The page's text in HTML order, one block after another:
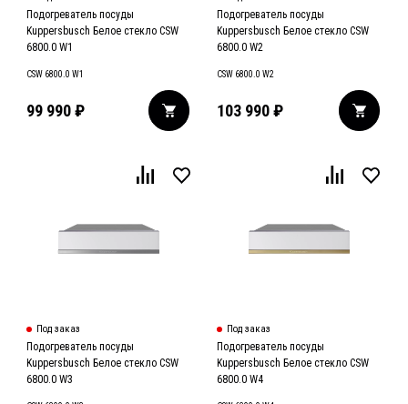
Подогреватель посуды
Kuppersbusch Белое стекло CSW
6800.0 W1
CSW 6800.0 W1
99 990₽
Подогреватель посуды
Kuppersbusch Белое стекло CSW
6800.0 W2
CSW 6800.0 W2
103 990 ₽
Под заказ
Подогреватель посуды
Kuppersbusch Белое стекло CSW
6800.0 W3
Под заказ
Подогреватель посуды
Kuppersbusch Белое стекло CSW
6800.0 W4